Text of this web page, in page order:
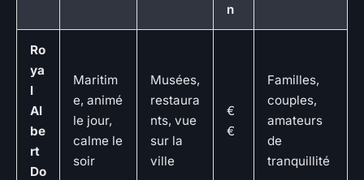
n
Ro
ya
l
Al
be
rt
Do
Maritim
e, animé
le jour,
calme le
soir
Musées,
restaura
nts, vue
sur la
ville
€
€
Familles,
couples,
amateurs
de
tranquillité